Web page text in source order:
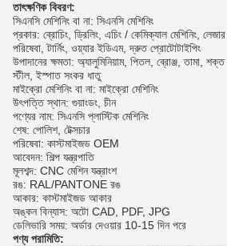
তাৎক্ষণিক বিবরণ:
সিএনসি মেশিনিং বা না: সিএনসি মেশিনিং
প্রকার: ব্রোচিং, ড্রিলিং, এচিং / কেমিক্যাল মেশিনিং, লেজার
পরিষেবা, টার্নিং, ওয়্যার ইডিএম, দ্রুত প্রোটোটাইপিং
উপাদানের ক্ষমতা: অ্যালুমিনিয়াম, পিতল, ব্রোঞ্জ, তামা,
স্টীল, ইস্পাত সংকর ধাতু
মাইক্রো মেশিনিং বা না: মাইক্রো মেশিনিং
উৎপত্তি স্থান: গুয়াংডং, চীন
পণ্যের নাম: সিএনসি প্লাস্টিক মেশিনিং
শেষ: পোলিশ, টেক্সচার
পরিষেবা: কাস্টমাইজড OEM
আবেদন: শিল্প যন্ত্রপাতি
মূলশব্দ: CNC মেশিন যন্ত্রাংশ
রঙ: RAL/PANTONE রঙ
আকার: কাস্টমাইজড আকার
অঙ্কন বিন্যাস: অটো CAD, PDF, JPG
ডেলিভারি সময়: অর্ডার দেওয়ার 10-15 দিন পরে
পণ্য পরামিতি: